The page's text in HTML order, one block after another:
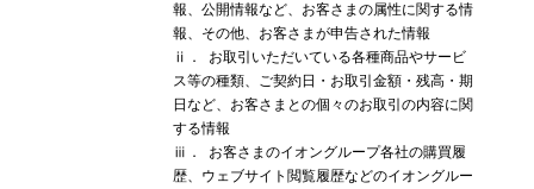
報、公開情報など、お客さまの属性に関する情
報、その他、お客さまが申告された情報
ⅱ．
お取引いただいている各種商品やサービ
ス等の種類、ご契約日・お取引金額・残高・期
日など、お客さまとの個々のお取引の内容に関
する情報
ⅲ．
お客さまのイオングループ各社の購買履
歴、ウェブサイト閲覧履歴などのイオングルー